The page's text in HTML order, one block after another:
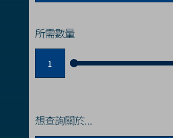
所需數量
想查詢關於...